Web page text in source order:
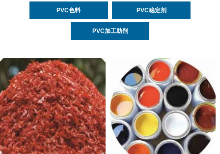
PVC色料 PVC稳定剂
PVC加工助剂